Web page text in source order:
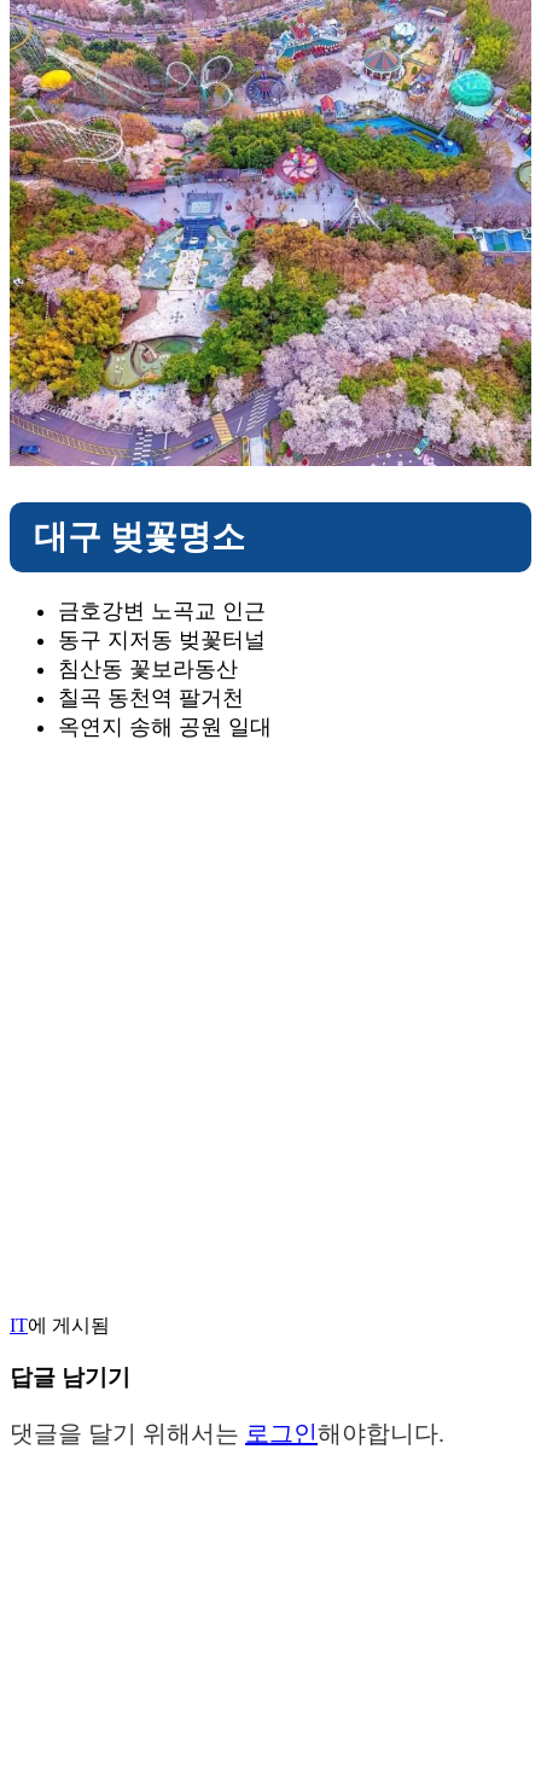
대구 벚꽃명소
금호강변 노곡교 인근
동구 지저동 벚꽃터널
침산동 꽃보라동산
칠곡 동천역 팔거천
옥연지 송해 공원 일대
IT에 게시됨
답글 남기기
댓글을 달기 위해서는 로그인해야합니다.